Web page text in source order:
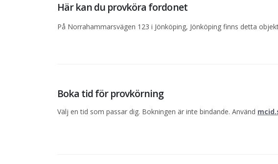
Här kan du provköra fordonet
På Norrahammarsvägen 123 i Jönköping, Jönköping finns detta
Boka tid för provkörning
Välj en tid som passar dig. Bokningen är inte bindande. Använd